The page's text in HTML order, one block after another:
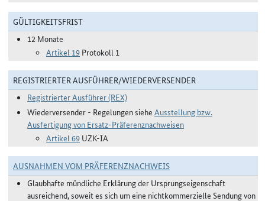
GÜLTIGKEITSFRIST
12 Monate
Artikel 19 Protokoll 1
REGISTRIERTER AUSFÜHRER/WIEDERVERSENDER
Registrierter Ausführer (REX)
Wiederversender - Regelungen siehe Ausstellung bzw.
Ausfertigung von Ersatz-Präferenznachweisen
Artikel 69 UZK-IA
AUSNAHMEN VOM PRÄFERENZNACHWEIS
Glaubhafte mündliche Erklärung der Ursprungseigenschaft
ausreichend, soweit es sich um eine nichtkommerzielle Sendung von